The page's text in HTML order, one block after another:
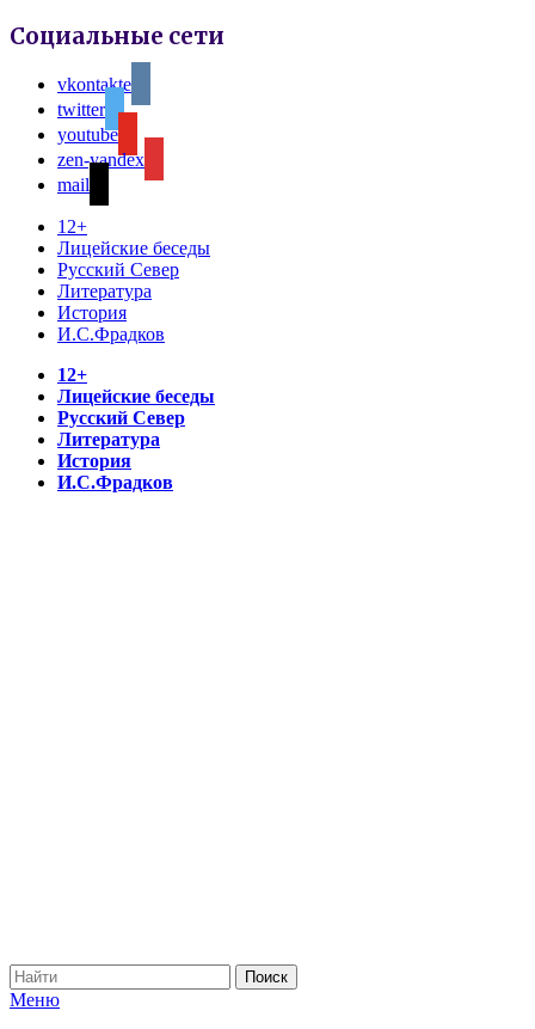
Социальные сети
vkontakte
twitter
youtube
zen-yandex
mail
12+
Лицейские беседы
Русский Север
Литература
История
И.С.Фрадков
12+
Лицейские беседы
Русский Север
Литература
История
И.С.Фрадков
Меню